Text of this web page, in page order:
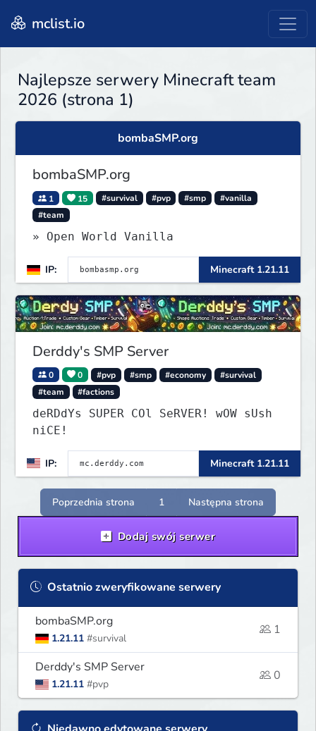
mclist.io
Najlepsze serwery Minecraft team
2026 (strona 1)
bombaSMP.org
bombaSMP.org
1 15 #survival #pvp #smp
#vanilla
#team
» Open World Vanilla
IP: Minecraft 1.21.11
Derddy's SMP Server
0 0 #pvp #smp #economy
#survival
#team
#factions
deRDdYs SUPER COl SeRVER! wOW sUsh
niCE!
IP: Minecraft 1.21.11
Poprzednia strona 1 Następna strona
Dodaj swój serwer
Ostatnio zweryfikowane serwery
bombaSMP.org
1.21.11 #survival
1
Derddy's SMP Server
1.21.11 #pvp
0